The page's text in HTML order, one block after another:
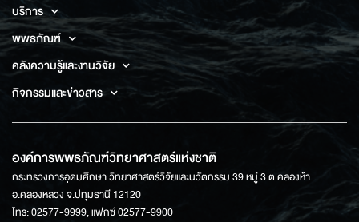
บริการ
พิพิธภัณฑ์
คลังความรู้และงานวิจัย
กิจกรรมและข่าวสาร
องค์การพิพิธภัณฑ์วิทยาศาสตร์แห่งชาติ
กระทรวงการอุดมศึกษา วิทยาศาสตร์วิจัยและนวัตกรรม 39 หมู่ 3 ต.คลองห้า
อ.คลองหลวง จ.ปทุมธานี 12120
โทร: 02577-9999, แฟกซ์ 02577-9900